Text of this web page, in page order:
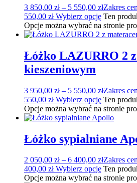
3 850,00 zł – 5 550,00 złZakres
550,00 zł Wybierz opcję Ten
Opcje można wybrać na stronie
Łóżko LAZURRO 2
kieszeniowym
3 950,00 zł – 5 550,00 złZakres
550,00 zł Wybierz opcję Ten
Opcje można wybrać na stronie
Łóżko sypialniane
2 050,00 zł – 6 400,00 złZakres
400,00 zł Wybierz opcję Ten
Opcje można wybrać na stronie